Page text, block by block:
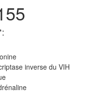
inverse du VIH